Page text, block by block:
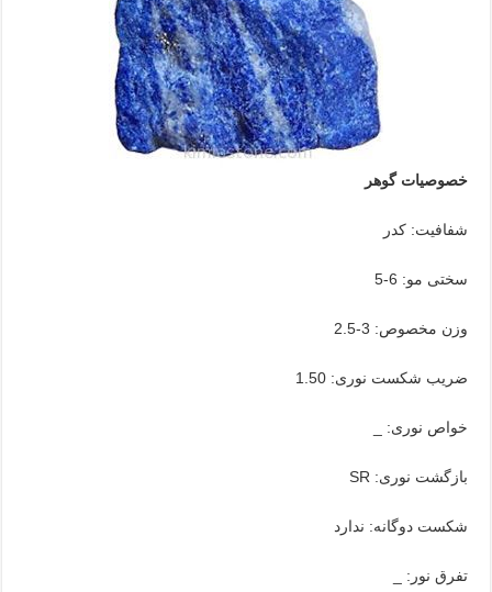
خصوصیات گوهر
شفافیت: کدر
سختی مو: 6-5
وزن مخصوص: 3-2.5
ضریب شکست نوری: 1.50
خواص نوری: _
بازگشت نوری: SR
شکست دوگانه: ندارد
تفرق نور: _